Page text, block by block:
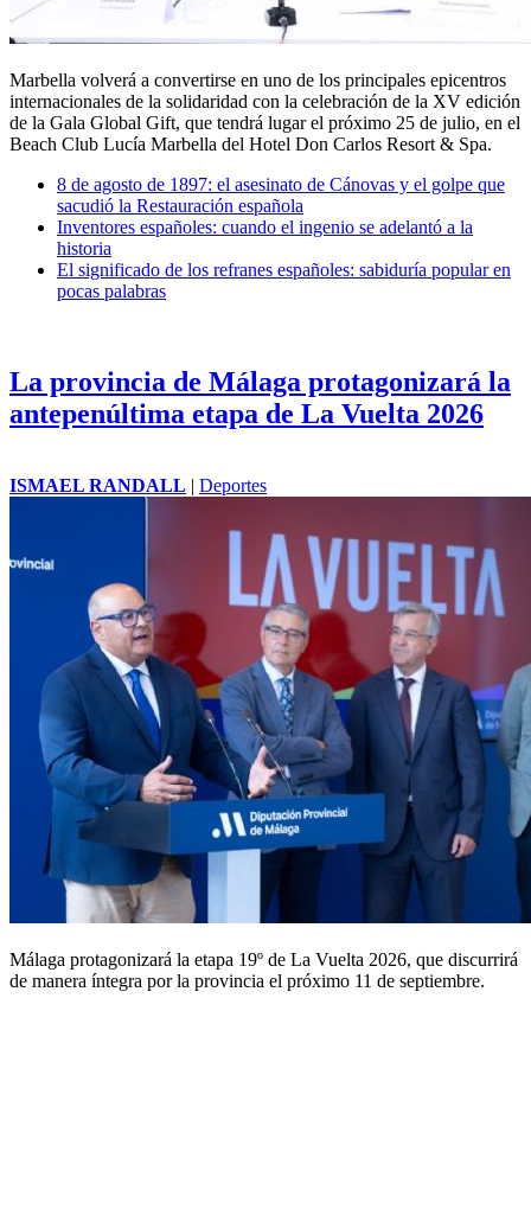
Marbella volverá a convertirse en uno de los principales epicentros
internacionales de la solidaridad con la celebración de la XV edición
de la Gala Global Gift, que tendrá lugar el próximo 25 de julio, en el
Beach Club Lucía Marbella del Hotel Don Carlos Resort & Spa.
8 de agosto de 1897: el asesinato de Cánovas y el golpe que
sacudió la Restauración española
Inventores españoles: cuando el ingenio se adelantó a la
historia
El significado de los refranes españoles: sabiduría popular en
pocas palabras
La provincia de Málaga protagonizará la
antepenúltima etapa de La Vuelta 2026
ISMAEL RANDALL | Deportes
Málaga protagonizará la etapa 19º de La Vuelta 2026, que discurrirá
de manera íntegra por la provincia el próximo 11 de septiembre.